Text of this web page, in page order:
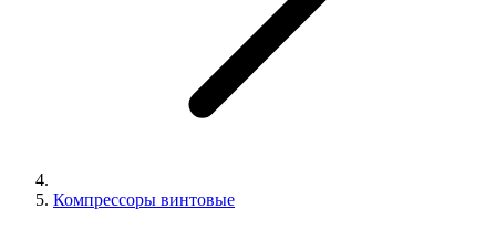
Компрессоры винтовые